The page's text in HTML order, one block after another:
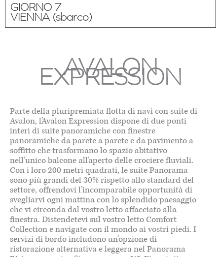
GIORNO 7
VIENNA (sbarco)
AVALON
EXPRESSION
Parte della pluripremiata flotta di navi con suite di
Avalon, l’Avalon Expression dispone di due ponti
interi di suite panoramiche con finestre
panoramiche da parete a parete e da pavimento a
soffitto che trasformano lo spazio abitativo
nell’unico balcone all’aperto delle crociere fluviali.
Con i loro 200 metri quadrati, le suite Panorama
sono più grandi del 30% rispetto allo standard del
settore, offrendovi l’incomparabile opportunità di
svegliarvi ogni mattina con lo splendido paesaggio
che vi circonda dal vostro letto affacciato alla
finestra. Distendetevi sul vostro letto Comfort
Collection e navigate con il mondo ai vostri piedi. I
servizi di bordo includono un’opzione di
ristorazione alternativa e leggera nel Panorama